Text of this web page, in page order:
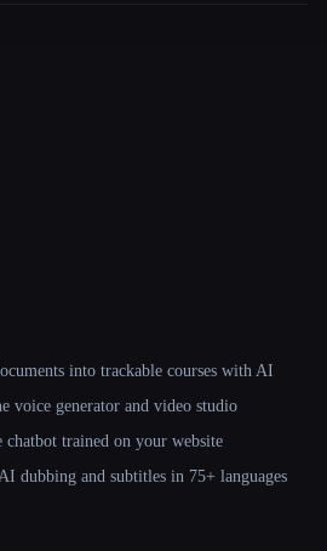
into trackable courses with AI
voice generator and video studio
trained on your website
dubbing and subtitles in 75+ languages